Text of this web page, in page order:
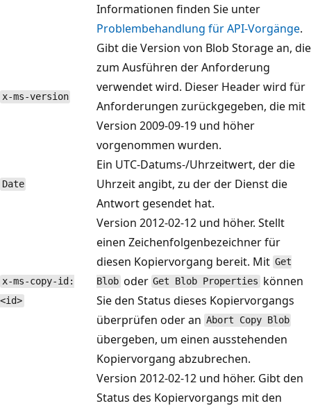
Informationen finden Sie unter
Problembehandlung für API-Vorgänge.
x-ms-version
Gibt die Version von Blob Storage an, die
zum Ausführen der Anforderung
verwendet wird. Dieser Header wird für
Anforderungen zurückgegeben, die mit
Version 2009-09-19 und höher
vorgenommen wurden.
Date
Ein UTC-Datums-/Uhrzeitwert, der die
Uhrzeit angibt, zu der der Dienst die
Antwort gesendet hat.
x-ms-copy-id:
<id>
Version 2012-02-12 und höher. Stellt
einen Zeichenfolgenbezeichner für
diesen Kopiervorgang bereit. Mit Get
Blob oder Get Blob Properties können
Sie den Status dieses Kopiervorgangs
überprüfen oder an Abort Copy Blob
übergeben, um einen ausstehenden
Kopiervorgang abzubrechen.
Version 2012-02-12 und höher. Gibt den
Status des Kopiervorgangs mit den